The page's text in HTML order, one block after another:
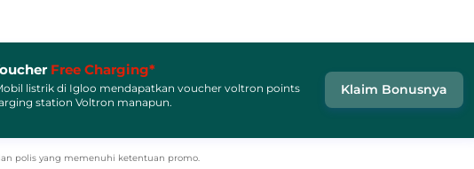
Free Charging*
listrik di Igloo mendapatkan voucher voltron points
station Voltron manapun.
Klaim Bonusnya
polis yang memenuhi ketentuan promo.